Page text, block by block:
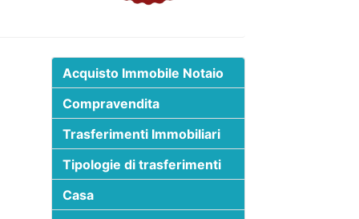
Acquisto Immobile Notaio
Compravendita
Trasferimenti Immobiliari
Tipologie di trasferimenti
Casa